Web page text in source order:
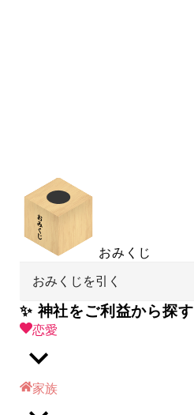
おみくじ
おみくじを引く
✨ 神社をご利益から探す
恋愛
家族